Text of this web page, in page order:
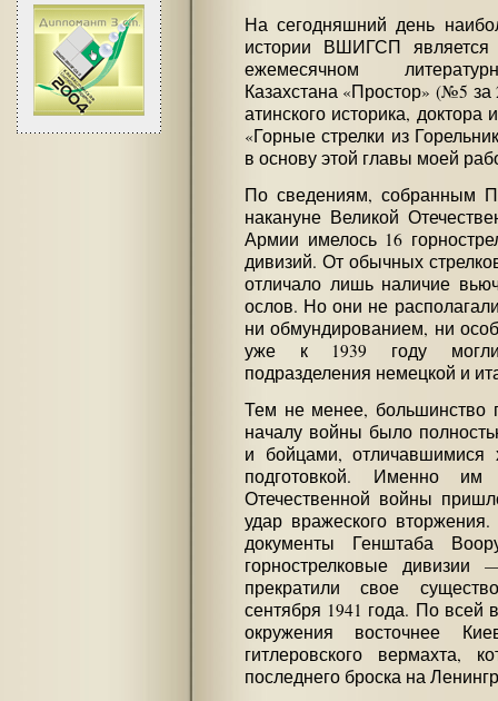
На сегодняшний день
истории ВШИГСП является
ежемесячном
Казахстана «Простор» (№5 за
атинского историка,
«Горные стрелки из
в основу этой главы моей
По сведениям, собранным
накануне Великой
Армии имелось 16
дивизий. От обычных
отличало лишь наличие
ослов. Но они не
ни обмундированием, ни
уже к 1939 году могли
подразделения немецкой и
Тем не менее, большинство
началу войны было
и бойцами, отличавшимися
подготовкой. Именно
Отечественной войны
удар вражеского
документы Генштаба
горнострелковые
прекратили свое
сентября 1941 года. По всей
окружения восточнее
гитлеровского вермахта,
последнего броска на